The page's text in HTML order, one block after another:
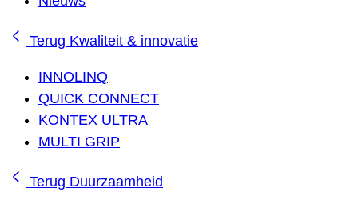
Terug Kwaliteit & innovatie
INNOLINQ
QUICK CONNECT
KONTEX ULTRA
MULTI GRIP
Terug Duurzaamheid